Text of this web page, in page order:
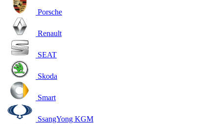
Porsche
Renault
SEAT
Skoda
Smart
SsangYong KGM